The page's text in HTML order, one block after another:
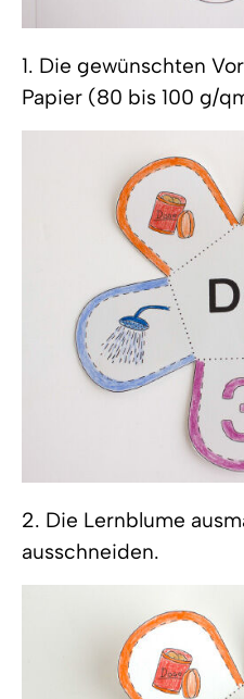
1. Die gewünschten
Papier (80 bis 100 g/
2. Die Lernblume
ausschneiden.